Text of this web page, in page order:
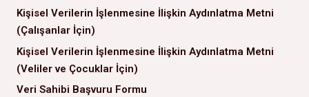
Kişisel Verilerin İşlenmesine İlişkin Aydınlatma Metni
(Çalışanlar İçin)
Kişisel Verilerin İşlenmesine İlişkin Aydınlatma Metni
(Veliler ve Çocuklar İçin)
Veri Sahibi Başvuru Formu